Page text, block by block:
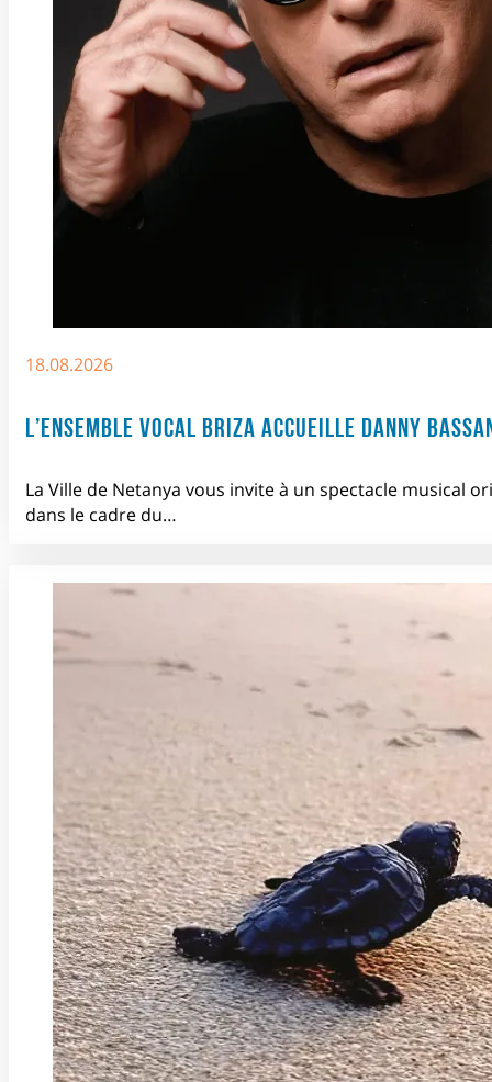
18.08.2026
L’ENSEMBLE VOCAL BRIZA ACCUEILLE DANNY
La Ville de Netanya vous invite à un spectacle musical
dans le cadre du…